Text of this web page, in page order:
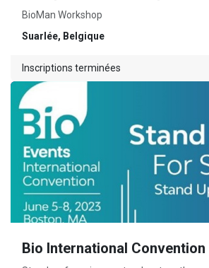
BioMan Workshop
Suarlée, Belgique
Inscriptions terminées
Bio International Convention